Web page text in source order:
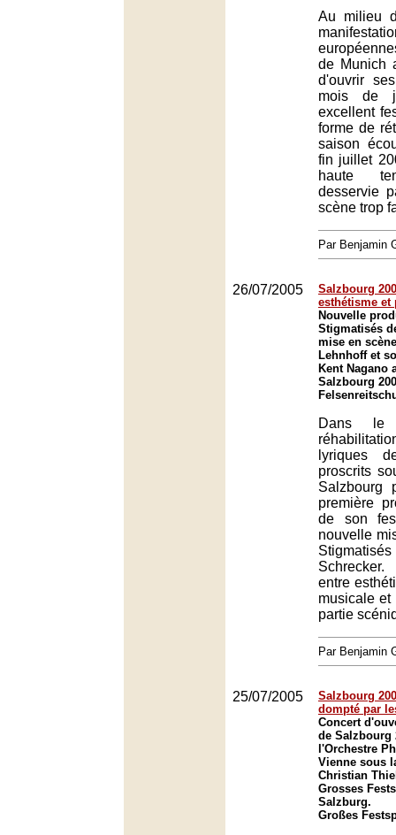
Au milieu
de Munich
d'ouvrir
mois de
excellent
forme de
saison
fin juillet
haute
desservie
scène trop
Par Benjamin
26/07/2005
Salzbourg
esthétisme et
Nouvelle
Stigmatisés
mise en
Lehnhoff et
Kent Nagano
Salzbourg
Dans le
lyriques
proscrits
Salzbourg
première
de son
nouvelle
Schrecker.
entre
musicale et
partie
Par Benjamin
25/07/2005
Salzbourg
dompté par
Concert
de Salzbourg
l'Orchestre
Vienne sous
Christian
Grosses
Salzburg.
Großes